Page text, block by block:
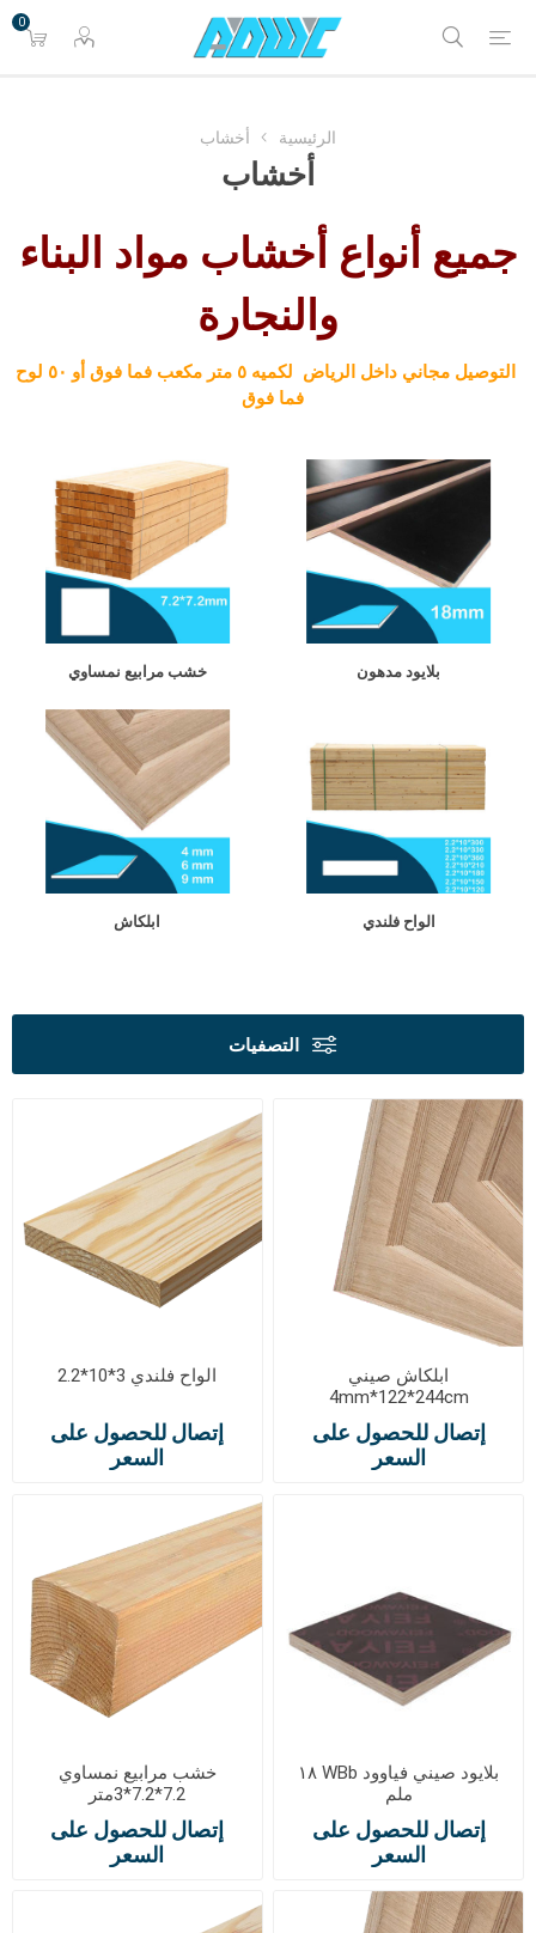
0
الرئيسية أخشاب
أخشاب
جميع أنواع أخشاب مواد البناء
والنجارة
التوصيل مجاني داخل الرياض لكميه ٥ متر مكعب فما فوق أو ٥٠ لوح
فما فوق
بلايود مدهون خشب مرابيع نمساوي
الواح فلندي ابلكاش
التصفيات
ابلكاش صيني
4mm*122*244cm
إتصال للحصول على
السعر
الواح فلندي 3*10*2.2
إتصال للحصول على
السعر
بلايود صيني فياوود WBb ١٨
ملم
إتصال للحصول على
السعر
خشب مرابيع نمساوي
7.2*7.2*3متر
إتصال للحصول على
السعر